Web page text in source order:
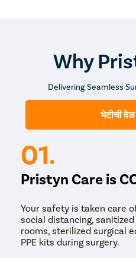
Why
Delivering Seamless
भेटीची
01.
Pristyn Care is
Your safety is taken care
social distancing,
rooms, sterilized surgical
PPE kits during surgery.